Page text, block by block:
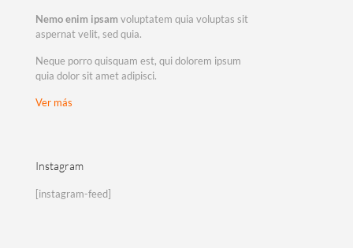
Nemo enim ipsam voluptatem quia voluptas sit
aspernat velit, sed quia.
Neque porro quisquam est, qui dolorem ipsum
quia dolor sit amet adipisci.
Ver más
Instagram
[instagram-feed]